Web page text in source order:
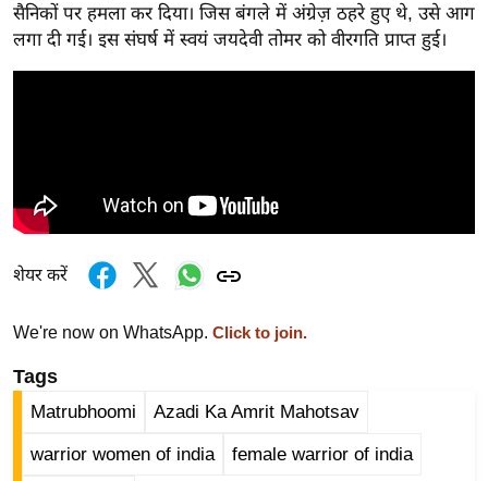
i
c
k
वि
धा
स
चु
ना
सैनिकों पर हमला कर दिया। जिस बंगले में अंग्रेज़ ठहरे हुए थे, उसे आग
लगा दी गई। इस संघर्ष में स्वयं जयदेवी तोमर को वीरगति प्राप्त हुई।
शेयर करें
We're now on WhatsApp. Click to join.
Tags
Matrubhoomi Azadi Ka Amrit Mahotsav
warrior women of india female warrior of india